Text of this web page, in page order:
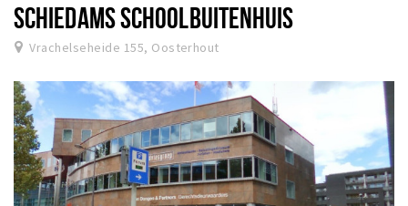
SCHIEDAMS SCHOOLBUITENHUIS
Vrachelseheide 155, Oosterhout